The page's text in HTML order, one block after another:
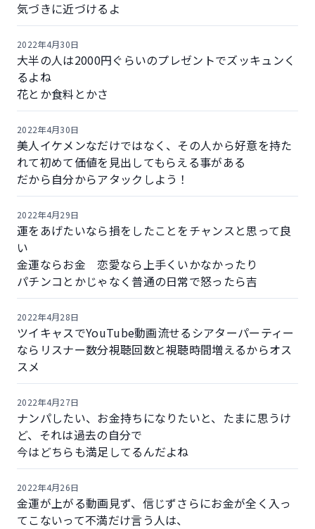
気づきに近づけるよ
大半の人は2000円ぐらいのプレゼントでズッキュンく
るよね
花とか食料とかさ
2022年4月30日
美人イケメンなだけではなく、その人から好意を持た
れて初めて価値を見出してもらえる事がある
だから自分からアタックしよう！
2022年4月30日
運をあげたいなら損をしたことをチャンスと思って良
い
金運ならお金 恋愛なら上手くいかなかったり
パチンコとかじゃなく普通の日常で怒ったら吉
2022年4月29日
ツイキャスでYouTube動画流せるシアターパーティー
ならリスナー数分視聴回数と視聴時間増えるからオス
スメ
2022年4月28日
ナンパしたい、お金持ちになりたいと、たまに思うけ
ど、それは過去の自分で
今はどちらも満足してるんだよね
2022年4月27日
金運が上がる動画見ず、信じずさらにお金が全く入っ
てこないって不満だけ言う人は、
2022年4月26日